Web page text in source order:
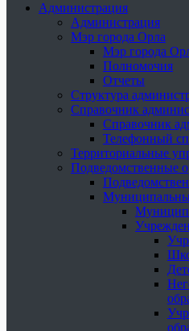
Администрация
Администрация
Мэр города Орла
Мэр города
Полномочия
Отчеты
Структура
Справочник
Справочник
Телефонный
Территориальные
Подведомственные